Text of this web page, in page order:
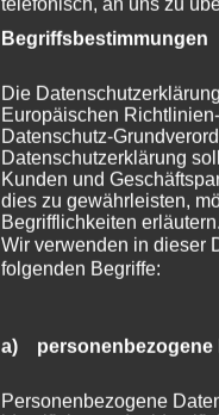
Aveline “
Kategorie:News
Beitragsnavigation
« Everest, unser
Deine E-Mail-
Begriffsbestimmungen
Die
Europäischen
Datenschutz-
Datenschutzerklärung
Kunden und
dies zu gewährleisten,
Begrifflichkeiten erläutern.
Wir verwenden in dieser
folgenden Begriffe:
a) personenbezogene
Personenbezogene